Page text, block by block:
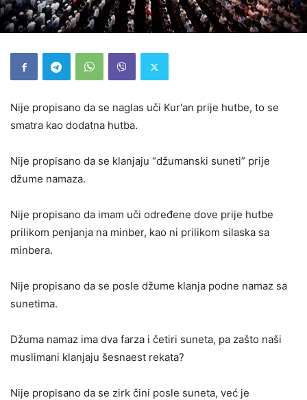
Nije propisano da se naglas uči Kur'an prije hutbe, to se
smatra kao dodatna hutba.
Nije propisano da se klanjaju “džumanski suneti” prije
džume namaza.
Nije propisano da imam uči određene dove prije hutbe
prilikom penjanja na minber, kao ni prilikom silaska sa
minbera.
Nije propisano da se posle džume klanja podne namaz sa
sunetima.
Džuma namaz ima dva farza i četiri suneta, pa zašto naši
muslimani klanjaju šesnaest rekata?
Nije propisano da se zirk čini posle suneta, već je